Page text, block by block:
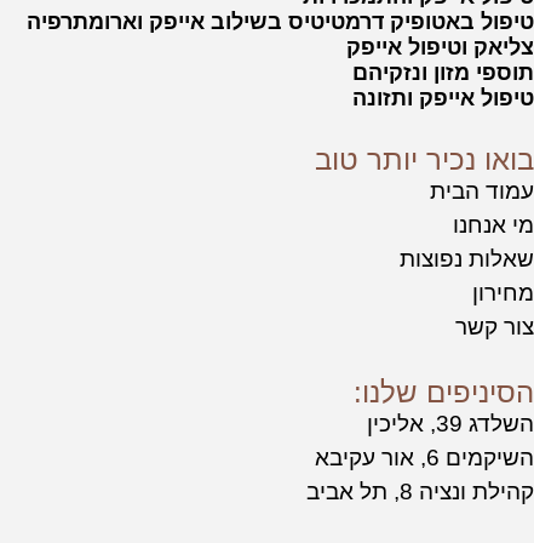
טיפול באטופיק דרמטיטיס בשילוב אייפק וארומתרפיה
צליאק וטיפול אייפק
תוספי מזון ונזקיהם
טיפול אייפק ותזונה
בואו נכיר יותר טוב
עמוד הבית
מי אנחנו
שאלות נפוצות
מחירון
צור קשר
הסיניפים שלנו:
השלדג 39, אליכין
השיקמים 6, אור עקיבא
קהילת ונציה 8, תל אביב